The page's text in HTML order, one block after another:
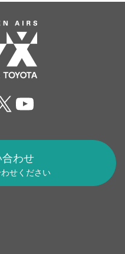
YouTube
合わせ
せください